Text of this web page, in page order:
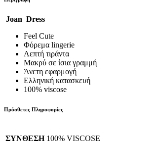
Joan Dress
Feel Cute
Φόρεμα lingerie
Λεπτή τιράντα
Μακρύ σε ίσια γραμμή
Άνετη εφαρμογή
Ελληνική κατασκευή
100% viscose
Πρόσθετες Πληροφορίες
ΣΥΝΘΕΣΗ 100% VISCOSE